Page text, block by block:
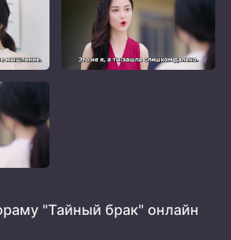
"Тайный брак" онлайн